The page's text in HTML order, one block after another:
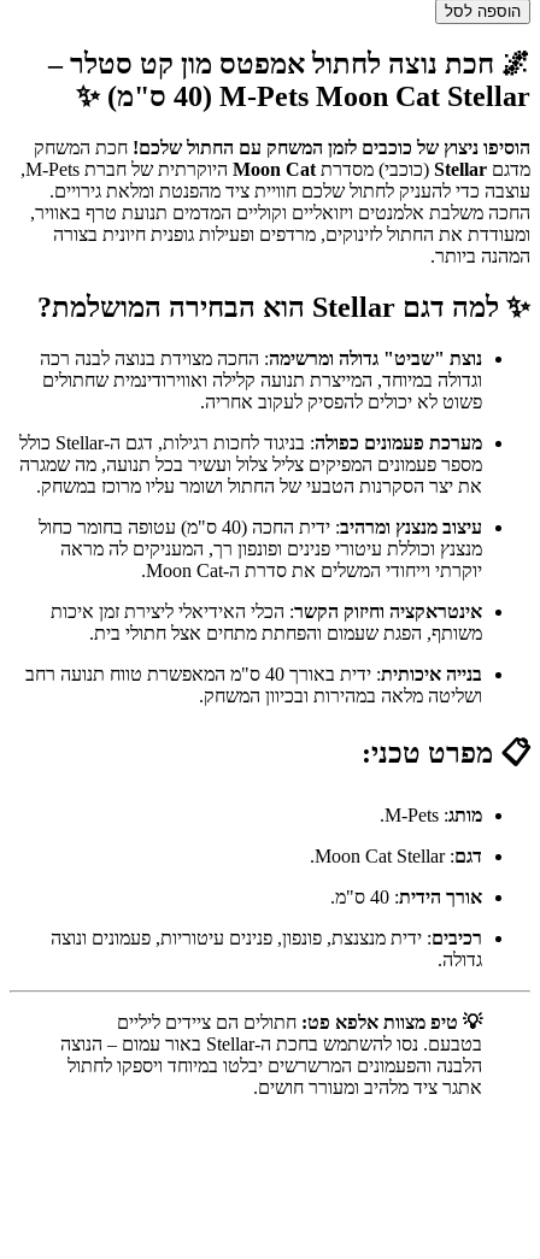
הוספה לסל
🌌 חכת נוצה לחתול אמפטס מון קט סטלר –
M-Pets Moon Cat Stellar (40 ס"מ) ✨
הוסיפו ניצוץ של כוכבים לזמן המשחק עם החתול שלכם! חכת המשחק
מדגם Stellar (כוכבי) מסדרת Moon Cat
היוקרתית של חברת M-Pets,
עוצבה כדי להעניק לחתול שלכם חוויית ציד מהפנטת ומלאת גירויים.
החכה משלבת אלמנטים ויזואליים וקוליים המדמים תנועת טרף באוויר,
ומעודדת את החתול לזינוקים, מרדפים ופעילות גופנית חיונית בצורה
המהנה ביותר.
✨ למה דגם Stellar הוא הבחירה המושלמת?
נוצת "שביט" גדולה ומרשימה: החכה מצוידת בנוצה לבנה רכה
וגדולה במיוחד, המייצרת תנועה קלילה ואווירודינמית שחתולים
פשוט לא יכולים להפסיק לעקוב אחריה.
מערכת פעמונים כפולה
: בניגוד לחכות רגילות, דגם ה-Stellar כולל
מספר פעמונים המפיקים צליל צלול ועשיר בכל תנועה, מה שמגרה
את יצר הסקרנות הטבעי של החתול ושומר עליו מרוכז במשחק.
עיצוב מנצנץ ומרהיב
: ידית החכה (40 ס"מ) עטופה בחומר כחול
מנצנץ וכוללת עיטורי פנינים ופונפון רך, המעניקים לה מראה
יוקרתי וייחודי המשלים את סדרת ה-Moon Cat.
אינטראקציה וחיזוק הקשר: הכלי האידיאלי ליצירת זמן איכות
משותף, הפגת שעמום והפחתת מתחים אצל חתולי בית.
בנייה איכותית
: ידית באורך 40 ס"מ המאפשרת טווח תנועה רחב
ושליטה מלאה במהירות ובכיוון המשחק.
📋 מפרט טכני:
מותג: M-Pets.
דגם: Moon Cat Stellar.
אורך הידית: 40 ס"מ.
רכיבים: ידית מנצנצת, פונפון, פנינים עיטוריות, פעמונים ונוצה
גדולה.
💡 טיפ מצוות אלפא פט: חתולים הם ציידים ליליים
בטבעם. נסו להשתמש בחכת ה-Stellar באור עמום – הנוצה
הלבנה והפעמונים המרשרשים יבלטו במיוחד ויספקו לחתול
אתגר ציד מלהיב ומעורר חושים.